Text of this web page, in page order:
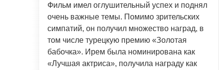
Фильм имел оглушительный успех и поднял
очень важные темы. Помимо зрительских
симпатий, он получил множество наград, в
том числе турецкую премию «Золотая
бабочка». Ирем была номинирована как
«Лучшая актриса», получила награду как